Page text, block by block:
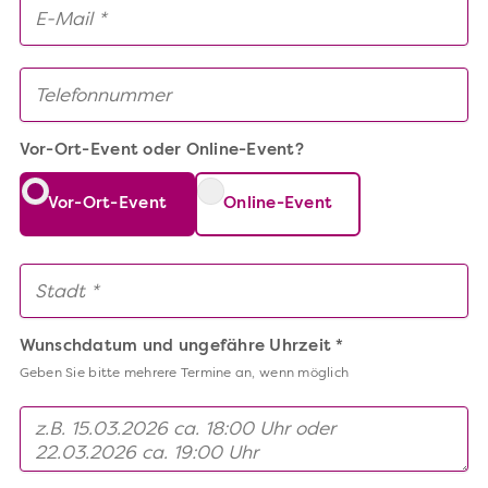
Vor-Ort-Event oder Online-Event?
Vor-Ort-Event Online-Event
Wunschdatum und ungefähre Uhrzeit *
Geben Sie bitte mehrere Termine an, wenn möglich